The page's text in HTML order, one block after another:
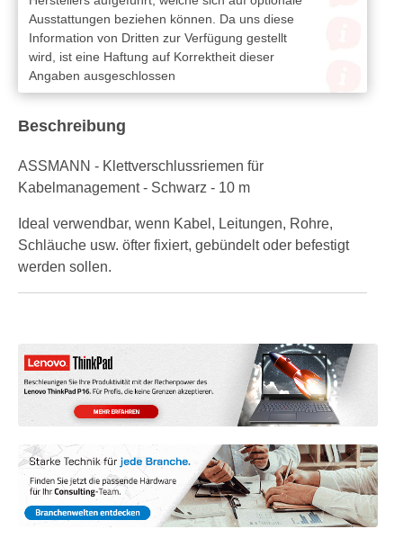
Ausstattungen beziehen können. Da uns diese
Information von Dritten zur Verfügung gestellt
wird, ist eine Haftung auf Korrektheit dieser
Angaben ausgeschlossen
Beschreibung
ASSMANN - Klettverschlussriemen für
Kabelmanagement - Schwarz - 10 m
Ideal verwendbar, wenn Kabel, Leitungen, Rohre,
Schläuche usw. öfter fixiert, gebündelt oder befestigt
werden sollen.